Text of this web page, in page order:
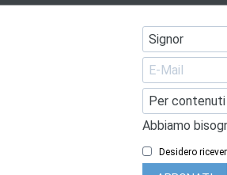
Abbiamo
Desidero